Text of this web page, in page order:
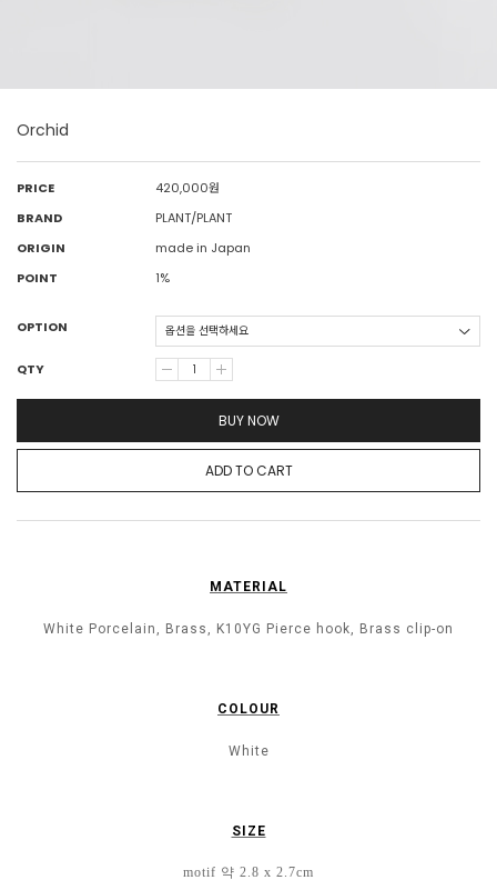
Orchid
PRICE 420,000원
BRAND
PLANT/PLANT
ORIGIN
made in Japan
POINT
1%
OPTION
QTY
BUY NOW
ADD TO CART
MATERIAL
White Porcelain, Brass, K10YG Pierce hook, Brass clip-on
COLOUR
White
SIZE
motif 약 2.8 x 2.7cm